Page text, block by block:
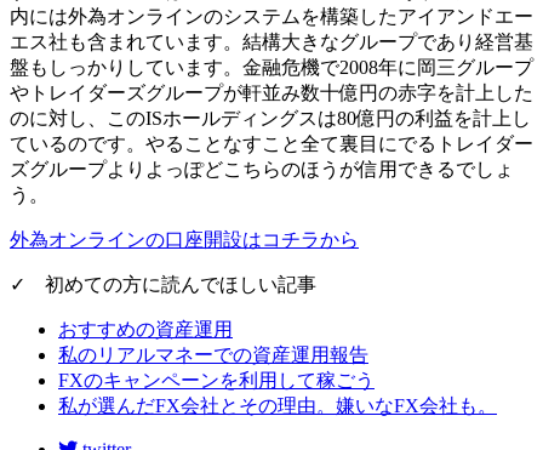
内には外為オンラインのシステムを構築したアイアンドエー
エス社も含まれています。結構大きなグループであり経営基
盤もしっかりしています。金融危機で2008年に岡三グループ
やトレイダーズグループが軒並み数十億円の赤字を計上した
のに対し、このISホールディングスは80億円の利益を計上し
ているのです。やることなすこと全て裏目にでるトレイダー
ズグループよりよっぽどこちらのほうが信用できるでしょ
う。
外為オンラインの口座開設はコチラから
✓ 初めての方に読んでほしい記事
おすすめの資産運用
私のリアルマネーでの資産運用報告
FXのキャンペーンを利用して稼ごう
私が選んだFX会社とその理由。嫌いなFX会社も。